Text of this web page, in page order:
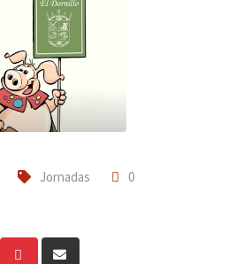
Jornadas
0
WhatsappPinterest